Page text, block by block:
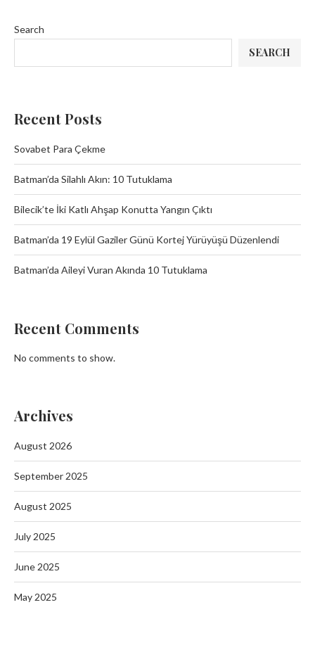
Search
SEARCH
Recent Posts
Sovabet Para Çekme
Batman’da Silahlı Akın: 10 Tutuklama
Bilecik’te İki Katlı Ahşap Konutta Yangın Çıktı
Batman’da 19 Eylül Gaziler Günü Kortej Yürüyüşü Düzenlendi
Batman’da Aileyi Vuran Akında 10 Tutuklama
Recent Comments
No comments to show.
Archives
August 2026
September 2025
August 2025
July 2025
June 2025
May 2025